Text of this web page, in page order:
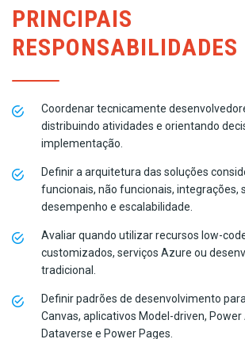
PRINCIPAIS
RESPONSABILIDADES
Coordenar tecnicamente
distribuindo atividades e orientando
implementação.
Definir a arquitetura das soluções
funcionais, não funcionais, integrações,
desempenho e escalabilidade.
Avaliar quando utilizar recursos low-
customizados, serviços Azure ou
tradicional.
Definir padrões de desenvolvimento
Canvas, aplicativos Model-driven,
Dataverse e Power Pages.